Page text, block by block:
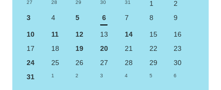
27 28 29 30 31 1
2
3
4 5 6 7 8 9
10 11 12 13 14 15
16
17
18 19 20 21 22
23
24
25 26 27 28 29
30
31
1 2 3 4 5 6